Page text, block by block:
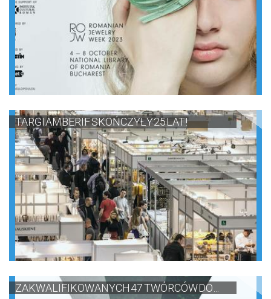
TARGI AMBERIF SKOŃCZYŁY 25 LAT!
ZAKWALIFIKOWANYCH 47 TWÓRCÓW DO ...